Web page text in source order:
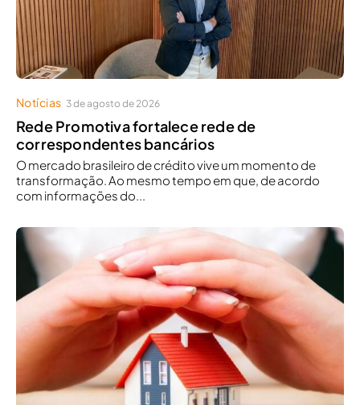
Notícias 3 de agosto de 2026
Rede Promotiva fortalece rede de
correspondentes bancários
O mercado brasileiro de crédito vive um momento de
transformação. Ao mesmo tempo em que, de acordo
com informações do...